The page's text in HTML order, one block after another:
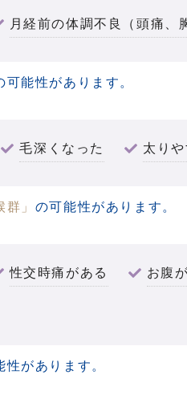
月経前の体調不良（頭痛、
可能性があります。
毛深くなった 太り
」 の可能性があります。
性交時痛がある お腹
性があります。